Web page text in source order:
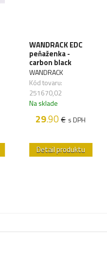
WANDRACK EDC
peňaženka -
carbon black
WANDRACK
Kód tovaru:
251670,02
Na sklade
29.90€ s DPH
Detail produktu